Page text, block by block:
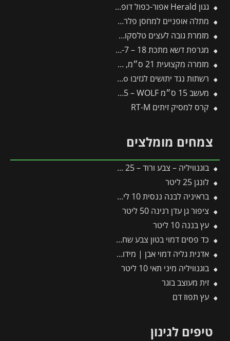
גגון Herald אפור-כפול דופן 1.4X6.7 מבית פלרם – Canopia
מתלה אופניים למחסן פלרם – Canopia
מזמרת גובה לעצים טלסקופית 240-400 UPX86 FISKARS
מגרפת דשא מתכת 18 – J-7 -תבור
מזמרה מקצועית 21 ס״מ, להב בציפוי כרום – תבור
רשתות נגד יתושים לגזיבו 4.3X4.3 Palermo מבית פלרם – Canopia
מעשב 15 ס״מ HO-M15 – WOLF
קרס למסיק זיתים RT-M
צמחים מומלצים
בוגנוויליה – צבע ורוד – 25 ליטר
לונגן 25 ליטר
בראיניה לבנה ננסית 10 ליטר
ציפור גן עדן רגינה 50 ליטר
עץ בננה 10 ליטר
כד פסים דמוי בטון צבע שחור | מידות 78×67.5 ס״מ
אדנית גליה דמוי אבן | מידות 78x30x29 ס״מ | שחור
בוגנוויליה מיני תאי 10 ליטר
זית מעוצב בוגר
עץ תפוז דם
טיפים לגינון